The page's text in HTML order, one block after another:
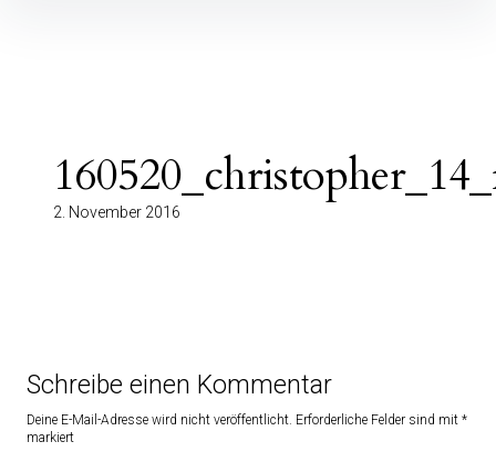
2. November 2016
Schreibe einen Kommentar
Deine E-Mail-Adresse wird nicht veröffentlicht. Erforderliche Felder sind mit *
markiert